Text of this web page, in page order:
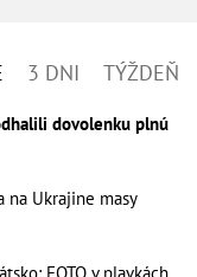
3 DNI TÝŽDEŇ
dovolenku plnú
na Ukrajine masy
FOTO v plavkách